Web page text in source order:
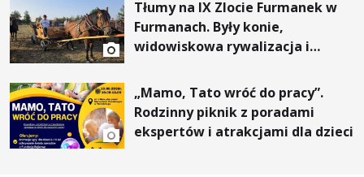
Tłumy na IX Zlocie Furmanek w
Furmanach. Były konie,
widowiskowa rywalizacja i
„Mamo, Tato wróć do pracy”.
Rodzinny piknik z poradami
ekspertów i atrakcjami dla dzieci